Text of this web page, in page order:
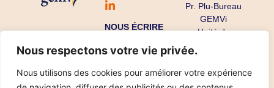
Nous respectons votre vie privée.
Nous utilisons des cookies pour améliorer votre expérience
NOUS ÉCRIRE
Pr. Plu-Bureau
GEMVi
Unité de
Endocrinienne
CHU Cochin-
Port Royal